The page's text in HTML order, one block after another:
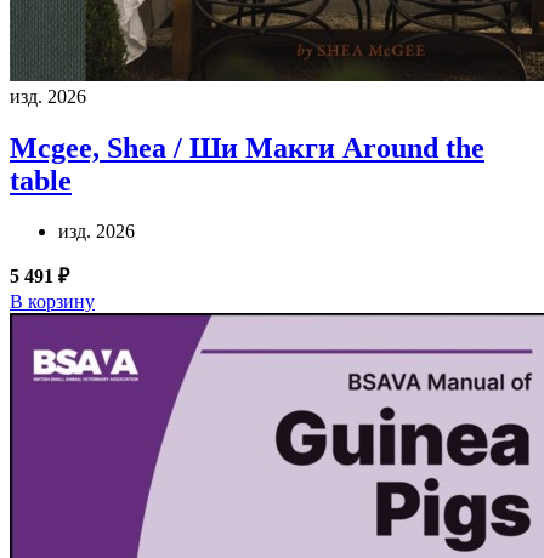
изд. 2026
Mcgee, Shea / Ши Макги Around the
table
изд. 2026
5 491 ₽
В корзину